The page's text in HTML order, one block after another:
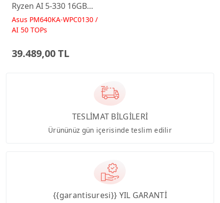
Ryzen AI 5-330 16GB
512GB 23.8 FreeDos
Beyaz AI-Powered AIO
Asus PM640KA-WPC0130 /
AI 50 TOPs
39.489,00 TL
TESLİMAT BİLGİLERİ
Ürününüz gün içerisinde teslim edilir
{{garantisuresi}} YIL GARANTİ